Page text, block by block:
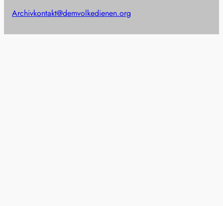
Archivkontakt@demvolkedienen.org